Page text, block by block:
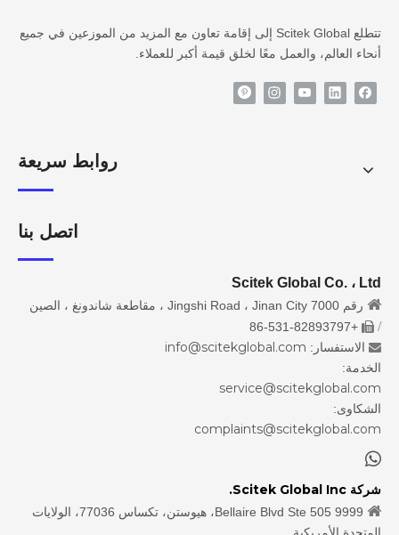
تتطلع Scitek Global إلى إقامة تعاون مع المزيد من الموزعين في جميع
أنحاء العالم، والعمل معًا لخلق قيمة أكبر للعملاء.
روابط سريعة
اتصل بنا
Scitek Global Co. ، Ltd
 رقم 7000 Jingshi Road ، Jinan City ، مقاطعة شاندونغ ، الصين
/

+86-531-82893797
 الاستفسار: info@scitekglobal.com
الخدمة:
service@scitekglobal.com
الشكاوى:
complaints@scitekglobal.com

شركة Scitek Global Inc.

9999 Bellaire Blvd Ste 505، هيوستن، تكساس 77036، الولايات